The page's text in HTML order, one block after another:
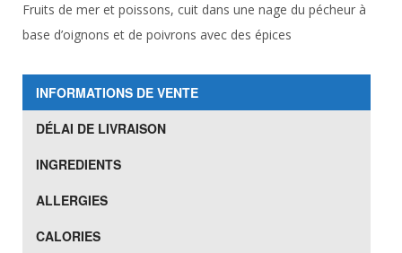
Fruits de mer et poissons, cuit dans une nage du pécheur à
base d’oignons et de poivrons avec des épices
INFORMATIONS DE VENTE
DÉLAI DE LIVRAISON
INGREDIENTS
ALLERGIES
CALORIES